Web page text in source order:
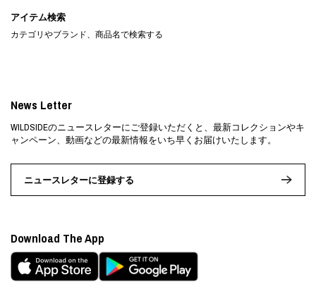
アイテム検索
カテゴリやブランド、商品名で検索する
News Letter
WILDSIDEのニュースレターにご登録いただくと、最新コレクションやキ
ャンペーン、動画などの最新情報をいち早くお届けいたします。
ニュースレターに登録する
Download The App